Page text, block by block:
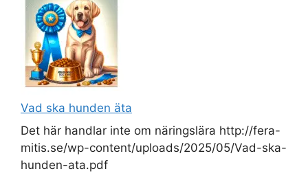
Vad ska hunden äta
Det här handlar inte om näringslära http://fera-
mitis.se/wp-content/uploads/2025/05/Vad-ska-
hunden-ata.pdf